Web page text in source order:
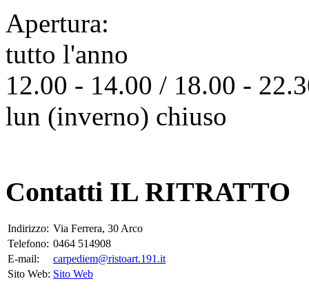
Apertura:
tutto l'anno
12.00 - 14.00 / 18.00 -
lun (inverno) chiuso
Contatti IL RITRATTO
Indirizzo: Via Ferrera, 30 Arco
Telefono: 0464 514908
E-mail:
carpediem@ristoart.191.it
Sito Web: Sito Web